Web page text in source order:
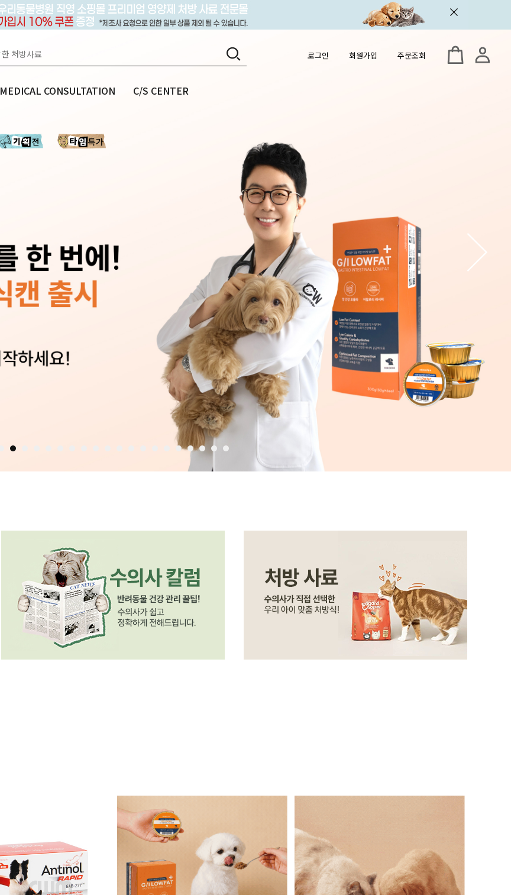
로그인 회원가입 주문조회
MEDICAL CONSULTATION C/S CENTER